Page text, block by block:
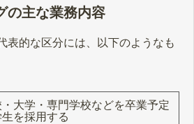
の主な業務内容
表的な区分には、以下のようなも
大学・専門学校などを卒業予定
を採用する